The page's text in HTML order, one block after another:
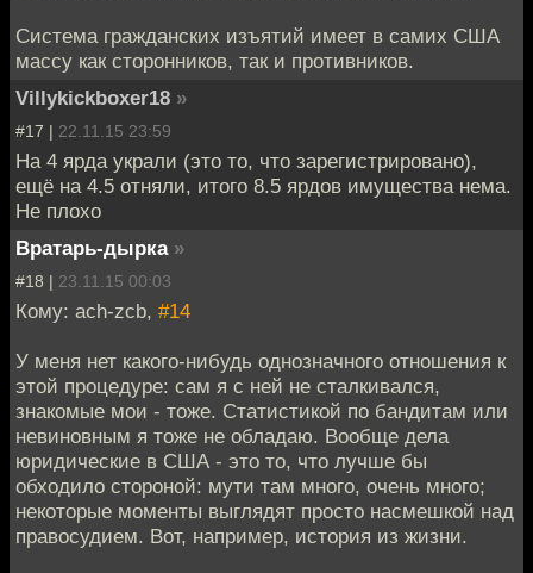
Система гражданских изъятий имеет в самих США
массу как сторонников, так и противников.
Villykickboxer18 »
#17 | 22.11.15 23:59
На 4 ярда украли (это то, что зарегистрировано),
ещё на 4.5 отняли, итого 8.5 ярдов имущества нема.
Не плохо
Вратарь-дырка »
#18 | 23.11.15 00:03
Кому: ach-zcb, #14
У меня нет какого-нибудь однозначного отношения к
этой процедуре: сам я с ней не сталкивался,
знакомые мои - тоже. Статистикой по бандитам или
невиновным я тоже не обладаю. Вообще дела
юридические в США - это то, что лучше бы
обходило стороной: мути там много, очень много;
некоторые моменты выглядят просто насмешкой над
правосудием. Вот, например, история из жизни.